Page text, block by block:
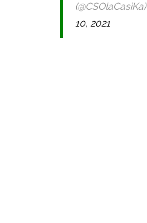
(@CSOlaCasiKa)
10, 2021